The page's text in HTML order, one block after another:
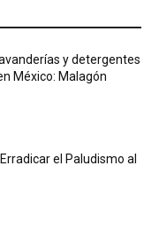
y detergentes
México: Malagón
el Paludismo al